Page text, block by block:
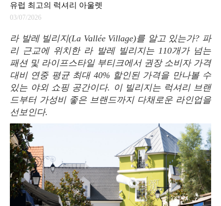
유럽 최고의 럭셔리 아울렛
03/07/2026
라 발레 빌리지(La Vallée Village)를 알고 있는가? 파
리 근교에 위치한 라 발레 빌리지는 110개가 넘는
패션 및 라이프스타일 부티크에서 권장 소비자 가격
대비 연중 평균 최대 40% 할인된 가격을 만나볼 수
있는 야외 쇼핑 공간이다. 이 빌리지는 럭셔리 브랜
드부터 가성비 좋은 브랜드까지 다채로운 라인업을
선보인다.